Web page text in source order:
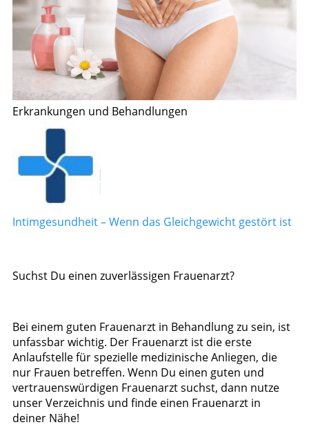
Erkrankungen und Behandlungen
Intimgesundheit – Wenn das Gleichgewicht gestört ist
Suchst Du einen zuverlässigen Frauenarzt?
Bei einem guten Frauenarzt in Behandlung zu sein, ist
unfassbar wichtig. Der Frauenarzt ist die erste
Anlaufstelle für spezielle medizinische Anliegen, die
nur Frauen betreffen. Wenn Du einen guten und
vertrauenswürdigen Frauenarzt suchst, dann nutze
unser Verzeichnis und finde einen Frauenarzt in
deiner Nähe!